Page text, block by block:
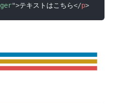
">テキストはこちら</p>